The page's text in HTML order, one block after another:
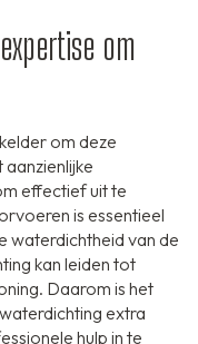
om
om deze
effectief uit te
is essentieel
waterdichtheid van de
kan leiden tot
Daarom is het
extra
hulp in te